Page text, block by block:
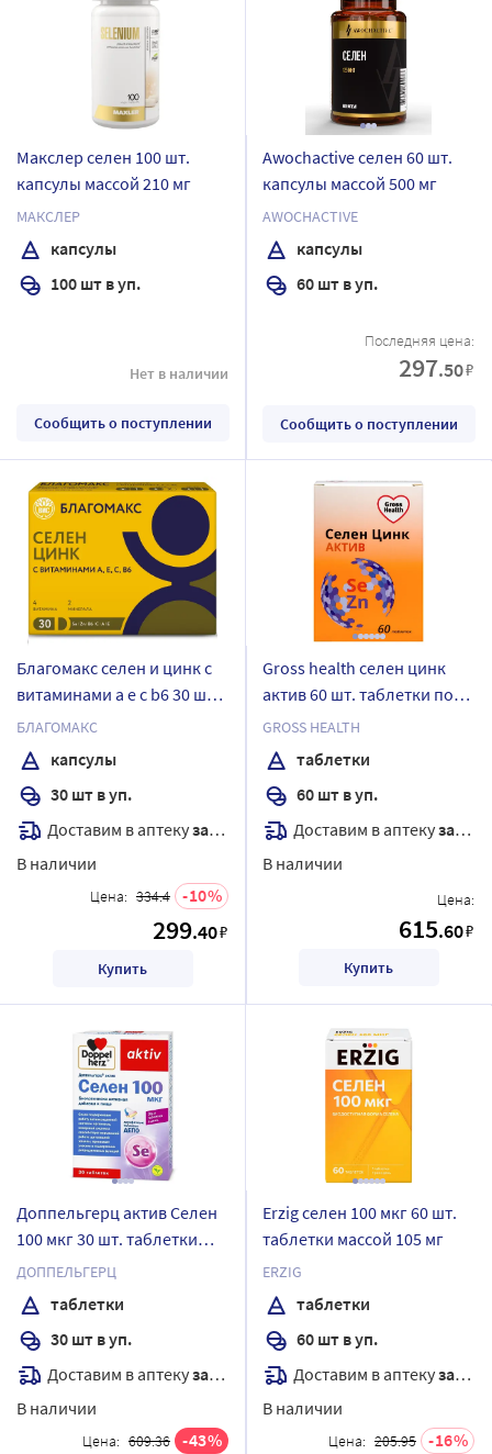
Макслер селен 100 шт.
капсулы массой 210 мг
МАКСЛЕР
капсулы
100 шт в уп.
Нет в наличии
Сообщить о поступлении
Awochactive селен 60 шт.
капсулы массой 500 мг
AWOCHACTIVE
капсулы
60 шт в уп.
Последняя цена:
297.50₽
Сообщить о поступлении
Благомакс селен и цинк с
витаминами а е с b6 30 шт.
капсулы массой 0,4 г
БЛАГОМАКС
капсулы
30 шт в уп.
Доставим в аптекузавтра
В наличии
Цена: 334.4 10
299.40₽
Купить
Gross health селен цинк
актив 60 шт. таблетки по
600 мг
GROSS HEALTH
таблетки
60 шт в уп.
Доставим в аптекузавтра
В наличии
Цена:
615.60₽
Купить
Доппельгерц актив Селен
100 мкг 30 шт. таблетки
массой 761 мг
ДОППЕЛЬГЕРЦ
таблетки
30 шт в уп.
Доставим в аптекузавтра
В наличии
Цена: 609.36 43
Erzig селен 100 мкг 60 шт.
таблетки массой 105 мг
ERZIG
таблетки
60 шт в уп.
Доставим в аптекузавтра
В наличии
Цена: 205.95 16